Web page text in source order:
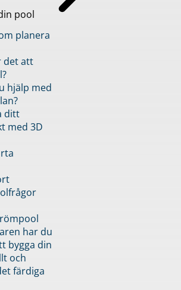
pool
planera
det att
hjälp med
ditt
med 3D
har du
bygga din
och
färdiga